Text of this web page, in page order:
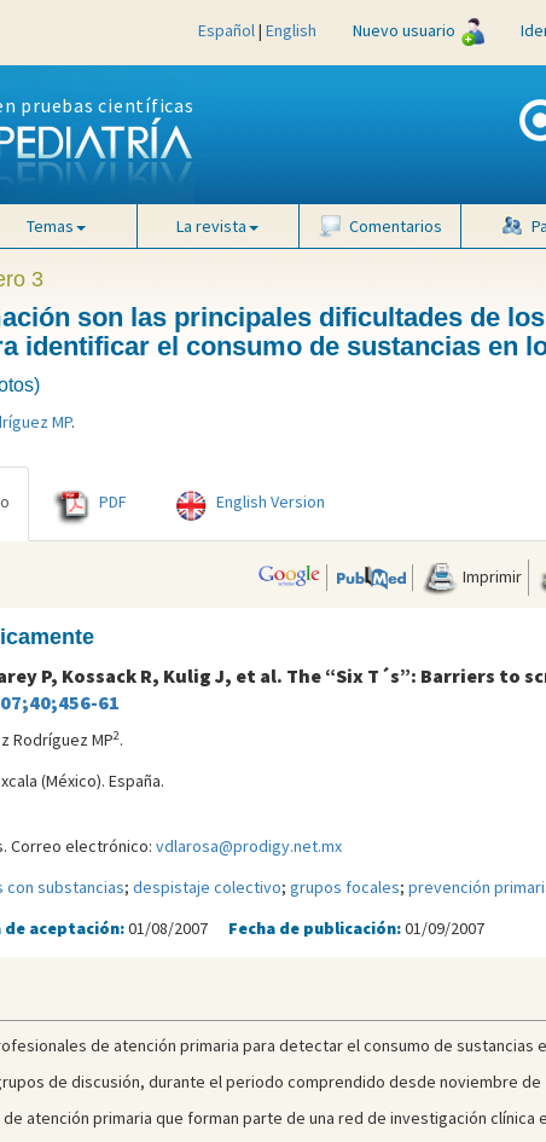
Español| English Nuevo usuario
pruebas científicas
Temas La revista Comentarios
3
son las principales dificultades de los
identificar el consumo de sustancias en
MP.
PDF English Version
Imprimir
P, Kossack R, Kulig J, et al. The “Six T´s”: Barriers to
61
Rodríguez MP2.
(México). España.
Correo electrónico: vdlarosa@prodigy.net.mx
con substancias; despistaje colectivo; grupos focales; prevención
de aceptación:01/08/2007 Fecha de publicación:01/09/2007
de atención primaria para detectar el consumo de sustancias
de discusión, durante el periodo comprendido desde noviembre de
atención primaria que forman parte de una red de investigación clínica